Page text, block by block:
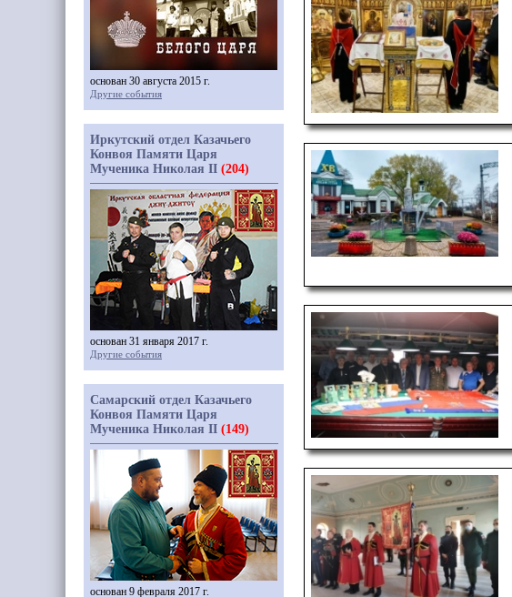
основан 30 августа 2015 г.
Другие события
Иркутский отдел Казачьего
Конвоя Памяти Царя
Мученика Николая II (204)
основан 31 января 2017 г.
Другие события
Самарский отдел Казачьего
Конвоя Памяти Царя
Мученика Николая II (149)
основан 9 февраля 2017 г.